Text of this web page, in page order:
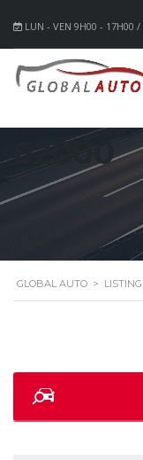
LUN - VEN 9H00 - 17H00
62000
GLOBAL AUTO >